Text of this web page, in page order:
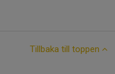
Tillbaka till toppen